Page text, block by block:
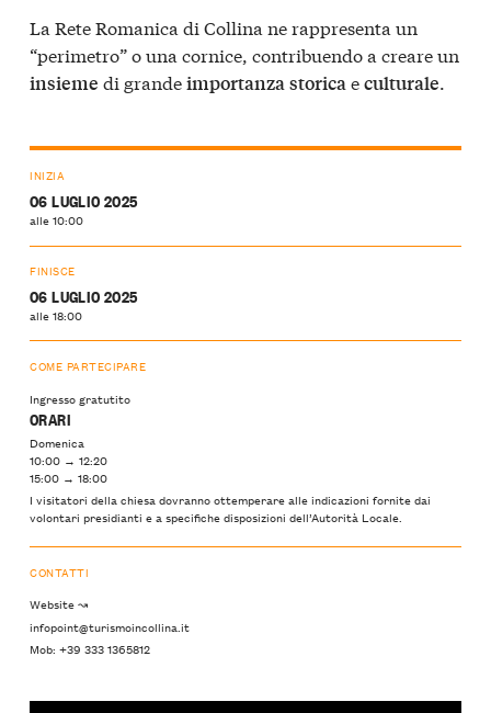
La Rete Romanica di Collina ne rappresenta un
“perimetro” o una cornice, contribuendo a creare un
insieme di grandeimportanzastoricaeculturale.
INIZIA
06 LUGLIO 2025
alle 10:00
FINISCE
06 LUGLIO 2025
alle 18:00
COME PARTECIPARE
Ingresso gratutito
ORARI
Domenica
10:00 → 12:20
15:00 → 18:00
I visitatori della chiesa dovranno ottemperare alle indicazioni fornite dai
volontari presidianti e a specifiche disposizioni dell’Autorità Locale.
CONTATTI
Website ↝
infopoint@turismoincollina.it
Mob: +39 333 1365812